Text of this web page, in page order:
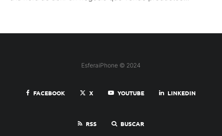
EsferaiPhone © 2024
FACEBOOK X YOUTUBE LINKEDIN
RSS BUSCAR